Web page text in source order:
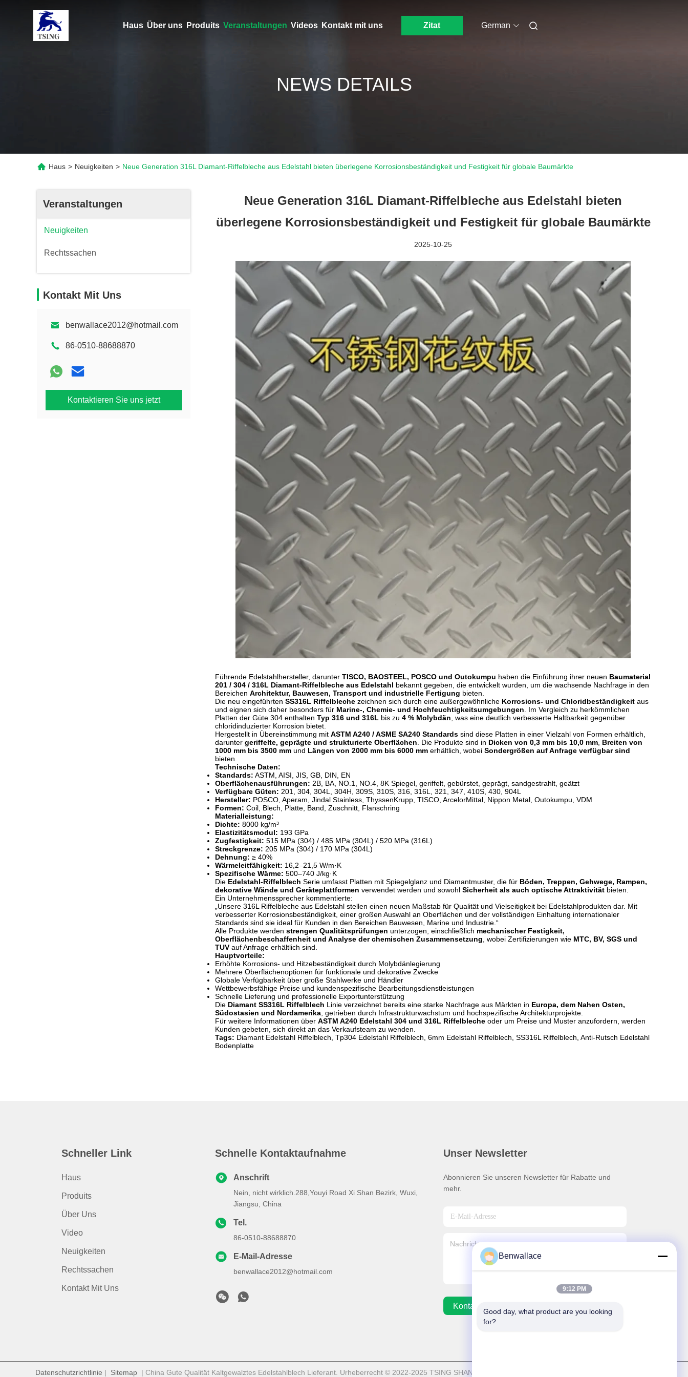
Haus Über uns Produits Veranstaltungen Videos Kontakt mit uns Zitat German
NEWS DETAILS
Haus > Neuigkeiten > Neue Generation 316L Diamant-Riffelbleche aus Edelstahl bieten überlegene Korrosionsbeständigkeit und Festigkeit für globale Baumärkte
Veranstaltungen
Neuigkeiten
Rechtssachen
Kontakt Mit Uns
benwallace2012@hotmail.com
86-0510-88688870
Kontaktieren Sie uns jetzt
Neue Generation 316L Diamant-Riffelbleche aus Edelstahl bieten
überlegene Korrosionsbeständigkeit und Festigkeit für globale Baumärkte
2025-10-25
Führende Edelstahlhersteller, darunter TISCO, BAOSTEEL, POSCO und Outokumpu haben die Einführung ihrer neuen Baumaterial
201 / 304 / 316L Diamant-Riffelbleche aus Edelstahl bekannt gegeben, die entwickelt wurden, um die wachsende Nachfrage in den
Bereichen Architektur, Bauwesen, Transport und industrielle Fertigung bieten.
Die neu eingeführten SS316L Riffelbleche zeichnen sich durch eine außergewöhnliche Korrosions- und Chloridbeständigkeit aus
und eignen sich daher besonders für Marine-, Chemie- und Hochfeuchtigkeitsumgebungen . Im Vergleich zu herkömmlichen
Platten der Güte 304 enthalten Typ 316 und 316L bis zu 4 % Molybdän , was eine deutlich verbesserte Haltbarkeit gegenüber
chloridinduzierter Korrosion bietet.
Hergestellt in Übereinstimmung mit ASTM A240 / ASME SA240 Standards sind diese Platten in einer Vielzahl von Formen erhältlich,
darunter geriffelte, geprägte und strukturierte Oberflächen . Die Produkte sind in Dicken von 0,3 mm bis 10,0 mm Breiten von
1000 mm bis 3500 mm und Längen von 2000 mm bis 6000 mm erhältlich, wobei Sondergrößen auf Anfrage verfügbar sind
bieten.
Technische Daten:
Standards: ASTM, AISI, JIS, GB, DIN, EN
Oberflächenausführungen: 2B, BA, NO.1, NO.4, 8K Spiegel, geriffelt, gebürstet, geprägt, sandgestrahlt, geätzt
Verfügbare Güten: 201, 304, 304L, 304H, 309S, 310S, 316, 316L, 321, 347, 410S, 430, 904L
Hersteller: POSCO, Aperam, Jindal Stainless, ThyssenKrupp, TISCO, ArcelorMittal, Nippon Metal, Outokumpu, VDM
Formen: Coil, Blech, Platte, Band, Zuschnitt, Flanschring
Materialleistung:
Dichte: 8000 kg/m³
Elastizitätsmodul: 193 GPa
Zugfestigkeit: 515 MPa (304) / 485 MPa (304L) / 520 MPa (316L)
Streckgrenze: 205 MPa (304) / 170 MPa (304L)
Dehnung: ≥ 40%
Wärmeleitfähigkeit: 16,2–21,5 W/m·K
Spezifische Wärme: 500–740 J/kg·K
Die Edelstahl-Riffelblech Serie umfasst Platten mit Spiegelglanz und Diamantmuster, die für Böden, Treppen, Gehwege, Rampen,
dekorative Wände und Geräteplattformen verwendet werden und sowohl Sicherheit als auch optische Attraktivität bieten.
Ein Unternehmenssprecher kommentierte:
„Unsere 316L Riffelbleche aus Edelstahl stellen einen neuen Maßstab für Qualität und Vielseitigkeit bei Edelstahlprodukten dar. Mit
verbesserter Korrosionsbeständigkeit, einer großen Auswahl an Oberflächen und der vollständigen Einhaltung internationaler
Standards sind sie ideal für Kunden in den Bereichen Bauwesen, Marine und Industrie.“
Alle Produkte werden strengen Qualitätsprüfungen unterzogen, einschließlich mechanischer Festigkeit,
Oberflächenbeschaffenheit und Analyse der chemischen Zusammensetzung , wobei Zertifizierungen wie MTC, BV, SGS und
TUV auf Anfrage erhältlich sind.
Hauptvorteile:
Erhöhte Korrosions- und Hitzebeständigkeit durch Molybdänlegierung
Mehrere Oberflächenoptionen für funktionale und dekorative Zwecke
Globale Verfügbarkeit über große Stahlwerke und Händler
Wettbewerbsfähige Preise und kundenspezifische Bearbeitungsdienstleistungen
Schnelle Lieferung und professionelle Exportunterstützung
Die Diamant SS316L Riffelblech Linie verzeichnet bereits eine starke Nachfrage aus Märkten in Europa, dem Nahen Osten,
Südostasien und Nordamerika , getrieben durch Infrastrukturwachstum und hochspezifische Architekturprojekte.
Für weitere Informationen über ASTM A240 Edelstahl 304 und 316L Riffelbleche oder um Preise und Muster anzufordern, werden
Kunden gebeten, sich direkt an das Verkaufsteam zu wenden.
Tags: Diamant Edelstahl Riffelblech, Tp304 Edelstahl Riffelblech, 6mm Edelstahl Riffelblech, SS316L Riffelblech, Anti-Rutsch Edelstahl
Bodenplatte
Schneller Link
Haus
Produits
Über Uns
Video
Neuigkeiten
Rechtssachen
Kontakt Mit Uns
Schnelle Kontaktaufnahme
Anschrift
Nein, nicht wirklich.288,Youyi Road Xi Shan Bezirk, Wuxi,
Jiangsu, China
Tel.
86-0510-88688870
E-Mail-Adresse
benwallace2012@hotmail.com
Unser Newsletter
Abonnieren Sie unseren Newsletter für Rabatte und
mehr.
Kontakt Mit Uns
Datenschutzrichtlinie | Sitemap | China Gute Qualität Kaltgewalztes Edelstahlblech Lieferant. Urheberrecht © 2022-2025 TSING SHAN STEEL INDUSTRIAL LIMITED Alle Rechte vorbehalten.
Benwallace
9:12 PM
Good day, what product are you looking
for?